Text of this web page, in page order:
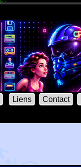
Liens Contact